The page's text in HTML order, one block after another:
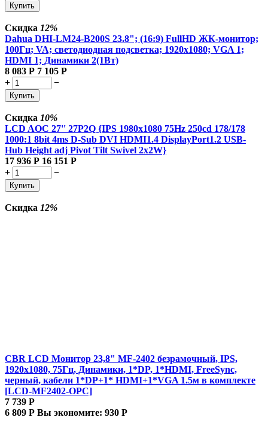
Купить
Скидка 12%
Dahua DHI-LM24-B200S 23.8"; (16:9) FullHD ЖК-монитор;
100Гц; VA; светодиодная подсветка; 1920x1080; VGA 1;
HDMI 1; Динамики 2(1Вт)
8 083 Р 7 105 Р
+
−
Купить
Скидка 10%
LCD AOC 27'' 27P2Q {IPS 1980x1080 75Hz 250cd 178/178
1000:1 8bit 4ms D-Sub DVI HDMI1.4 DisplayPort1.2 USB-
Hub Height adj Pivot Tilt Swivel 2x2W}
17 936 Р 16 151 Р
+
−
Купить
Скидка 12%
CBR LCD Монитор 23,8" MF-2402 безрамочный, IPS,
1920x1080, 75Гц, Динамики, 1*DP, 1*HDMI, FreeSync,
черный, кабели 1*DP+1* HDMI+1*VGA 1.5м в комплекте
[LCD-MF2402-OPC]
7 739 Р
6 809 Р Вы экономите: 930 Р